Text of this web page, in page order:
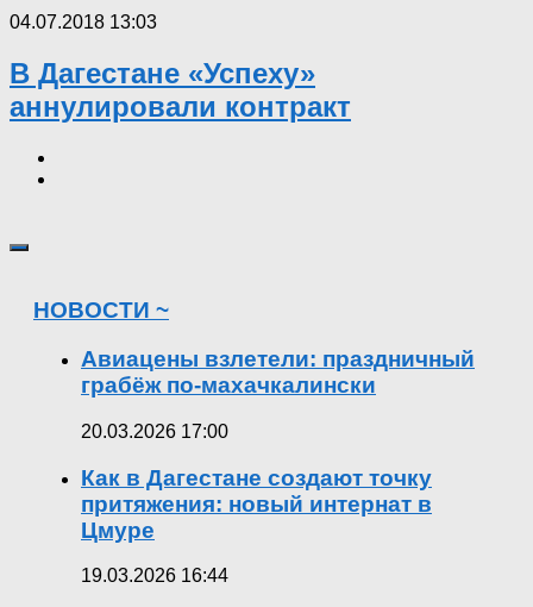
04.07.2018 13:03
В Дагестане «Успеху»
аннулировали контракт
НОВОСТИ ~
Авиацены взлетели: праздничный
грабёж по-махачкалински
20.03.2026 17:00
Как в Дагестане создают точку
притяжения: новый интернат в
Цмуре
19.03.2026 16:44